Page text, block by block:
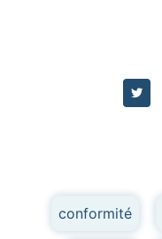
conformité